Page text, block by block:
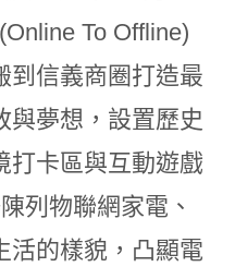
To Offline)
到信義商圈打造最
與夢想，設置歷史
打卡區與互動遊戲
列物聯網家電、
活的樣貌，凸顯電